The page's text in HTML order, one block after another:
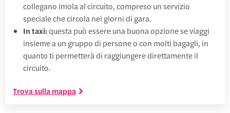
collegano Imola al circuito, compreso un servizio
speciale che circola nei giorni di gara.
In taxi:questa può essere una buona opzione se viaggi
insieme a un gruppo di persone o con molti bagagli, in
quanto ti permetterà di raggiungere direttamente il
circuito.
Trova sulla mappa